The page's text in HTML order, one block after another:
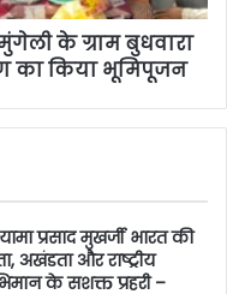
के ग्राम बुधवारा
का किया भूमिपूजन
प्रसाद मुखर्जी भारत की
अखंडता और राष्ट्रीय
के सशक्त प्रहरी –